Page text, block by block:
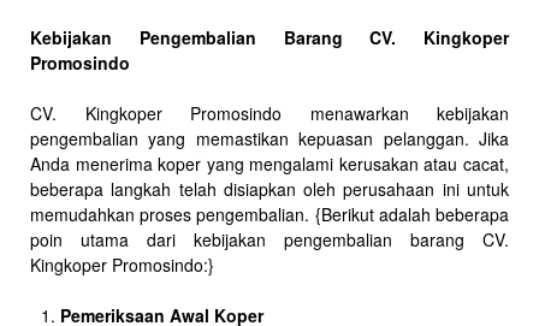
Kebijakan Pengembalian Barang CV. Kingkoper
Promosindo
CV. Kingkoper Promosindo menawarkan kebijakan
pengembalian yang memastikan kepuasan pelanggan. Jika
Anda menerima koper yang mengalami kerusakan atau cacat,
beberapa langkah telah disiapkan oleh perusahaan ini untuk
memudahkan proses pengembalian. {Berikut adalah beberapa
poin utama dari kebijakan pengembalian barang CV.
Kingkoper Promosindo:}
Pemeriksaan Awal Koper